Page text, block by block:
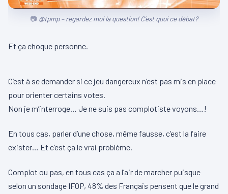
@tpmp – regardez moi la question! C’est quoi ce débat?
Et ça choque personne.
e
c
t
u
r
C’est à se demander si ce jeu dangereux n’est pas mis en place
pour orienter certains votes.
Non je m’interroge… Je ne suis pas complotiste voyons…!
En tous cas, parler d’une chose, même fausse, c’est la faire
exister… Et c’est ça le vrai problème.
Complot ou pas, en tous cas ça a l’air de marcher puisque
selon un sondage IFOP, 48% des Français pensent que le grand